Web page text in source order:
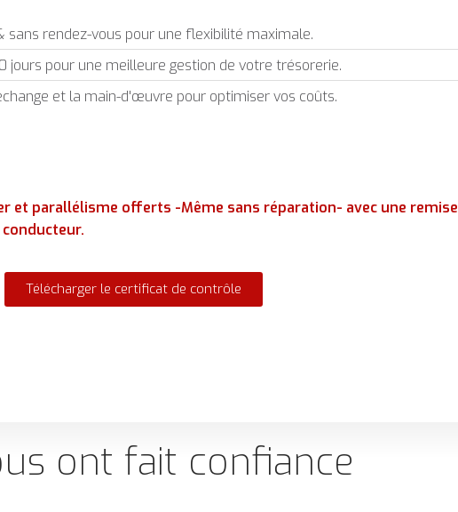
sans rendez-vous pour une flexibilité maximale.
jours pour une meilleure gestion de votre trésorerie.
et la main-d'œuvre pour optimiser vos coûts.
et parallélisme offerts -Même sans réparation- avec une remise
Télécharger le certificat de contrôle
ont fait confiance